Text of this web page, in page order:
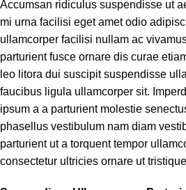
Accumsan ridiculus suspendisse ut
mi urna facilisi eget amet odio
ullamcorper facilisi nullam ac
parturient fusce ornare dis curae
leo litora dui suscipit suspendisse
faucibus ligula ullamcorper sit.
ipsum a a parturient molestie
phasellus vestibulum nam diam
parturient ut a torquent tempor
consectetur ultricies ornare ut